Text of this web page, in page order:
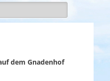
dem Gnadenhof